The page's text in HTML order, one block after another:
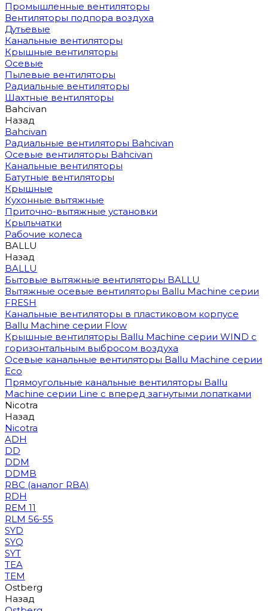
Промышленные вентиляторы
Вентиляторы подпора воздуха
Дутьевые
Канальные вентиляторы
Крышные вентиляторы
Осевые
Пылевые вентиляторы
Радиальные вентиляторы
Шахтные вентиляторы
Bahcivan
Назад
Bahcivan
Радиальные вентиляторы Bahcivan
Осевые вентиляторы Bahcivan
Канальные вентиляторы
Батутные вентиляторы
Крышные
Кухонные вытяжные
Приточно-вытяжные установки
Крыльчатки
Рабочие колеса
BALLU
Назад
BALLU
Бытовые вытяжные вентиляторы BALLU
Вытяжные осевые вентиляторы Ballu Machine серии
FRESH
Канальные вентиляторы в пластиковом корпусе
Ballu Machine серии Flow
Крышные вентиляторы Ballu Machine серии WIND с
горизонтальным выбросом воздуха
Осевые канальные вентиляторы Ballu Machine серии
Eco
Прямоугольные канальные вентиляторы Ballu
Machine серии Line с вперед загнутыми лопатками
Nicotra
Назад
Nicotra
ADH
DD
DDM
DDMB
RBC (аналог RBA)
RDH
REM 11
RLM 56-55
SYD
SYQ
SYT
TEA
TEM
Ostberg
Назад